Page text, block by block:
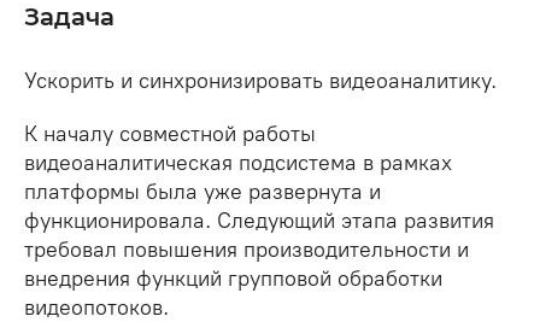
Задача
Ускорить и синхронизировать видеоаналитику.
К началу совместной работы
видеоаналитическая подсистема в рамках
платформы была уже развернута и
функционировала. Следующий этапа развития
требовал повышения производительности и
внедрения функций групповой обработки
видеопотоков.